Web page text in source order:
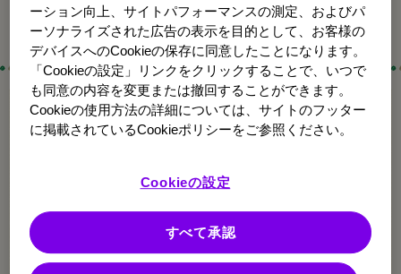
あてはまる症状があれば
チェックしてください
筋力がなく、歩きにくい
風邪をこじらせやすい
ーション向上、サイトパフォーマンスの測定、およびパ
ーソナライズされた広告の表示を目的として、お客様の
デバイスへのCookieの保存に同意したことになります。
「Cookieの設定」リンクをクリックすることで、いつで
も同意の内容を変更または撤回することができます。
Cookieの使用方法の詳細については、サイトのフッター
に掲載されているCookieポリシーをご参照ください。
Cookieの設定
すべて承認